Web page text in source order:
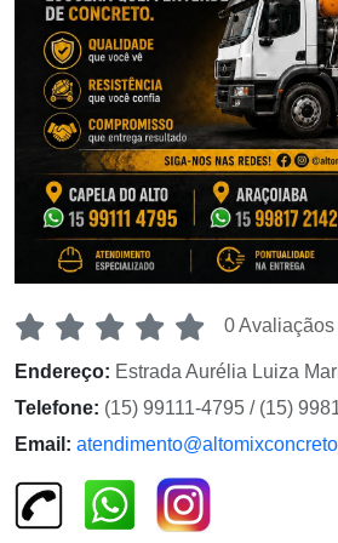
0 Avaliaçãos
Endereço: Estrada Aurélia Luiza
Telefone: (15) 99111-4795 / (15)
Email: